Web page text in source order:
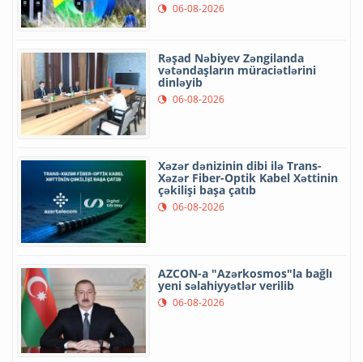
06-08-2026
Rəşad Nəbiyev Zəngilanda
vətəndaşların müraciətlərini
dinləyib
06-08-2026
Xəzər dənizinin dibi ilə Trans-
Xəzər Fiber-Optik Kabel Xəttinin
çəkilişi başa çatıb
06-08-2026
AZCON-a "Azərkosmos"la bağlı
yeni səlahiyyətlər verilib
06-08-2026